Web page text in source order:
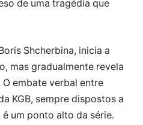
de uma tragédia que
Shcherbina, inicia a
mas gradualmente revela
embate verbal entre
KGB, sempre dispostos a
um ponto alto da série.